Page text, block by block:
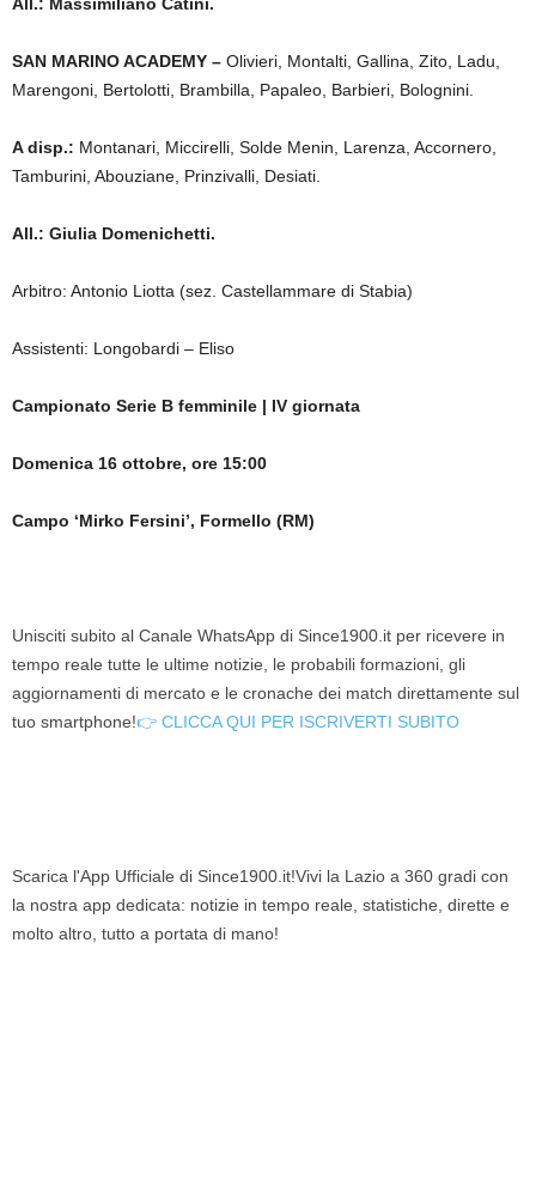
SAN MARINO ACADEMY – Olivieri, Montalti, Gallina, Zito, Ladu,
Marengoni, Bertolotti, Brambilla, Papaleo, Barbieri, Bolognini.
A disp.: Montanari, Miccirelli, Solde Menin, Larenza, Accornero,
Tamburini, Abouziane, Prinzivalli, Desiati.
All.: Giulia Domenichetti.
Arbitro: Antonio Liotta (sez. Castellammare di Stabia)
Assistenti: Longobardi – Eliso
Campionato Serie B femminile | IV giornata
Domenica 16 ottobre, ore 15:00
Campo ‘Mirko Fersini’, Formello (RM)
Unisciti subito al Canale WhatsApp di Since1900.it per ricevere in
tempo reale tutte le ultime notizie, le probabili formazioni, gli
aggiornamenti di mercato e le cronache dei match direttamente sul
tuo smartphone!👉 CLICCA QUI PER ISCRIVERTI SUBITO
Scarica l'App Ufficiale di Since1900.it!Vivi la Lazio a 360 gradi con
la nostra app dedicata: notizie in tempo reale, statistiche, dirette e
molto altro, tutto a portata di mano!